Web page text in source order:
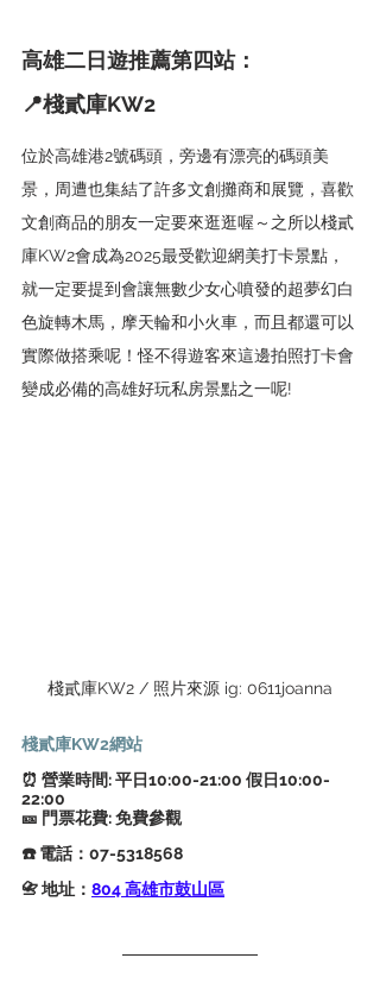
高雄二日遊推薦第四站：
📍棧貳庫KW2
位於高雄港2號碼頭，旁邊有漂亮的碼頭美
景，周遭也集結了許多文創攤商和展覽，喜歡
文創商品的朋友一定要來逛逛喔～之所以棧貳
庫KW2會成為2025最受歡迎網美打卡景點，
就一定要提到會讓無數少女心噴發的超夢幻白
色旋轉木馬，摩天輪和小火車，而且都還可以
實際做搭乘呢！怪不得遊客來這邊拍照打卡會
變成必備的高雄好玩私房景點之一呢!
棧貳庫KW2 / 照片來源 ig: 0611joanna
棧貳庫KW2網站
⏰ 營業時間: 平日10:00-21:00 假日10:00-
22:00
🎫 門票花費: 免費參觀
☎️ 電話：07-5318568
📇 地址： 804 高雄市鼓山區